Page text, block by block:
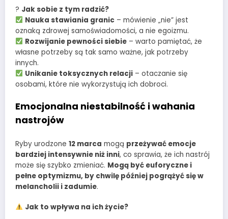
? Jak sobie z tym radzić?
Nauka stawiania granic – mówienie „nie” jest
oznaką zdrowej samoświadomości, a nie egoizmu.
Rozwijanie pewności siebie – warto pamiętać, że
własne potrzeby są tak samo ważne, jak potrzeby
innych.
Unikanie toksycznych relacji – otaczanie się
osobami, które nie wykorzystują ich dobroci.
Emocjonalna niestabilność i wahania
nastrojów
Ryby urodzone 12 marca mogą przeżywać emocje
bardziej intensywnie niż inni, co sprawia, że ich nastrój
może się szybko zmieniać. Mogą być euforyczne i
pełne optymizmu, by chwilę później pogrążyć się w
melancholii i zadumie.
Jak to wpływa na ich życie?